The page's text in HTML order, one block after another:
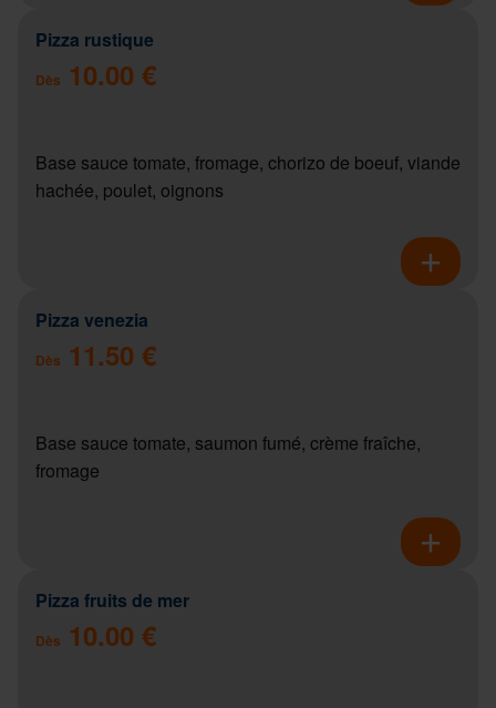
Pizza rustique
Dès 10.00 €
Base sauce tomate, fromage, chorizo de boeuf, viande
hachée, poulet, oignons
Pizza venezia
Dès 11.50 €
Base sauce tomate, saumon fumé, crème fraîche,
fromage
Pizza fruits de mer
Dès 10.00 €